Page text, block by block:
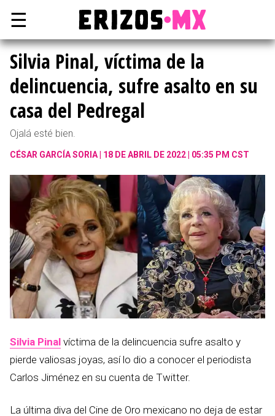
☰
Silvia Pinal, víctima de la
delincuencia, sufre asalto en su
casa del Pedregal
Ojalá esté bien.
CÉSAR GARCÍA SORIA 18 DE ABRIL DE 2022 | 05:35 PM CST
Silvia Pinal víctima de la delincuencia sufre asalto y
pierde valiosas joyas, así lo dio a conocer el periodista
Carlos Jiménez en su cuenta de Twitter.
La última diva del Cine de Oro mexicano no deja de estar